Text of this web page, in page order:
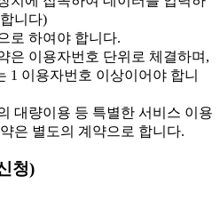
니다)
로 하여야 합니다.
은 이용자번호 단위로 체결하며,
1 이용자번호 이상이어야 합니
대량이용 등 특별한 서비스 이용
은 별도의 계약으로 합니다.
청)